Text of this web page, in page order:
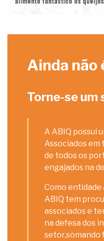
Ainda não
Torne-se um
A ABIQ possui
Associados em
de todos os
engajados na
Como entidade
ABIQ tem
associados e
na defesa dos
setor,somando